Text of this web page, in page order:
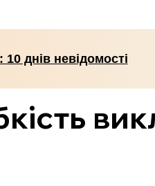
днів невідомості